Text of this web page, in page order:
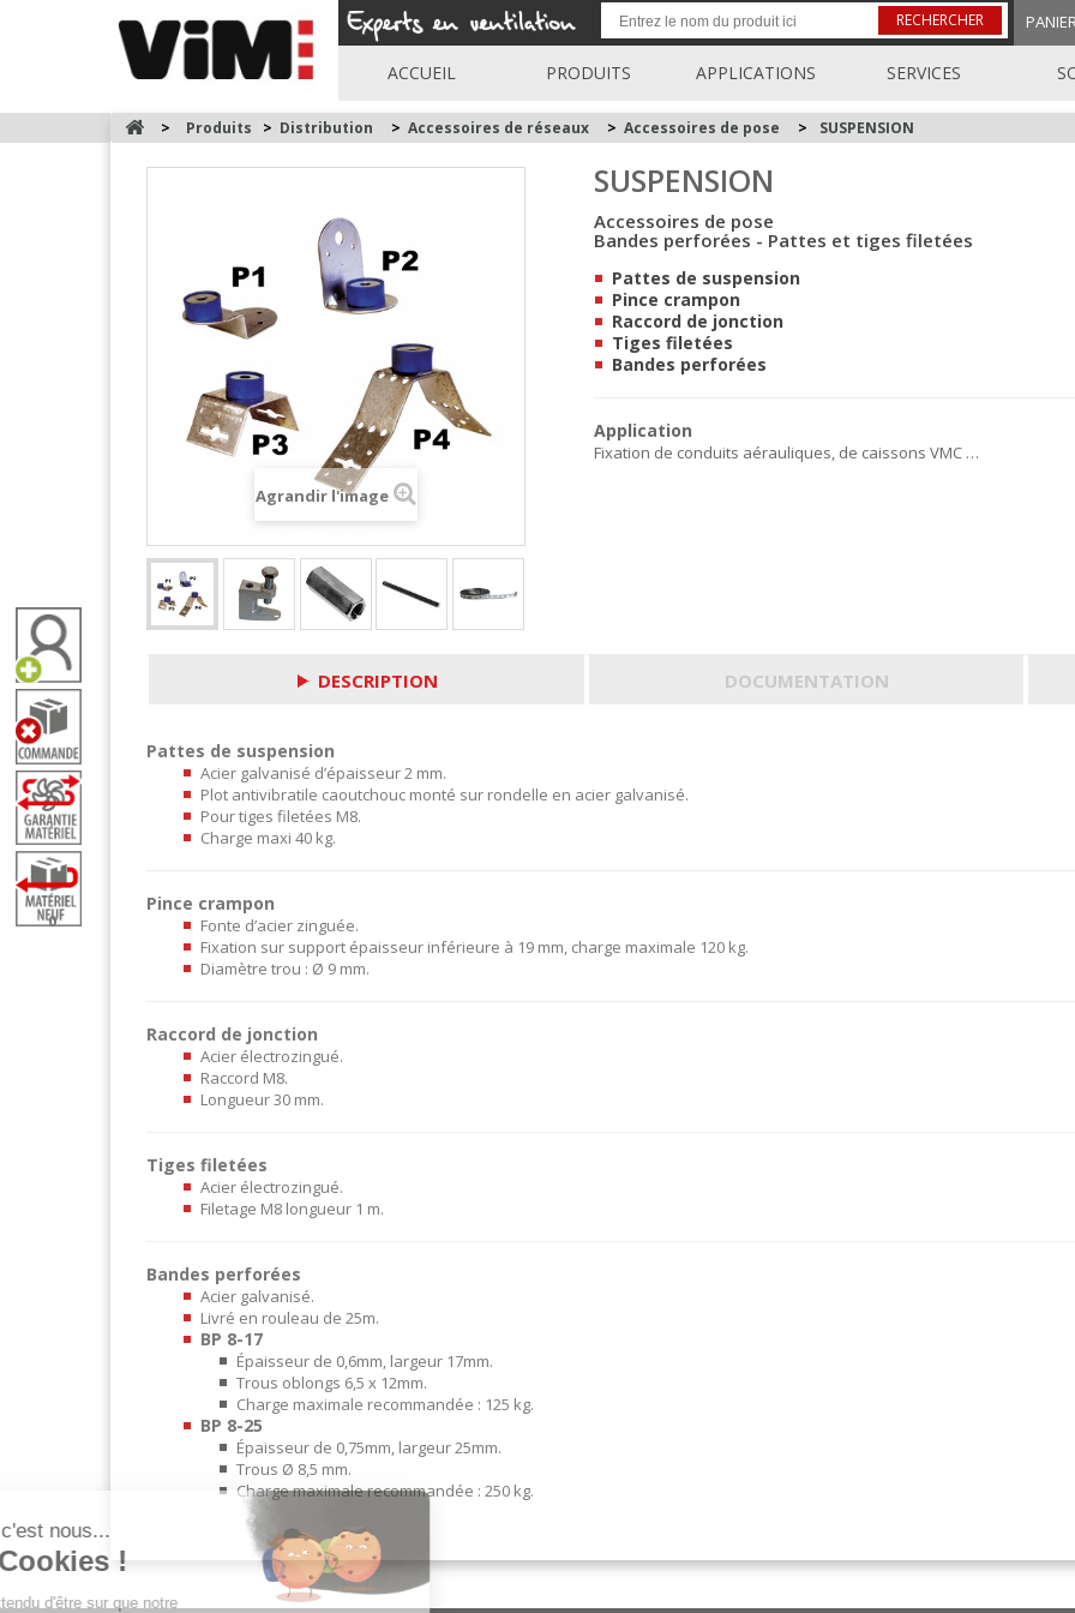
RECHERCHER
ACCUEIL PRODUITS APPLICATIONS SERVICES
0
> Produits > Distribution > Accessoires de réseaux > Accessoires de pose > SUSPENSION
Agrandir l'image
SUSPENSION
Accessoires de pose
Bandes perforées - Pattes et tiges filetées
Pattes de suspension
Pince crampon
Raccord de jonction
Tiges filetées
Bandes perforées
Application
Fixation de conduits aérauliques, de caissons VMC …
DESCRIPTION DOCUMENTATION
Pattes de suspension
Acier galvanisé d’épaisseur 2 mm.
Plot antivibratile caoutchouc monté sur rondelle en acier galvanisé.
Pour tiges filetées M8.
Charge maxi 40 kg.
Pince crampon
Fonte d’acier zinguée.
Fixation sur support épaisseur inférieure à 19 mm, charge maximale 120 kg.
Diamètre trou : Ø 9 mm.
Raccord de jonction
Acier électrozingué.
Raccord M8.
Longueur 30 mm.
Tiges filetées
Acier électrozingué.
Filetage M8 longueur 1 m.
Bandes perforées
Acier galvanisé.
Livré en rouleau de 25m.
BP 8-17
Épaisseur de 0,6mm, largeur 17mm.
Trous oblongs 6,5 x 12mm.
Charge maximale recommandée : 125 kg.
BP 8-25
Épaisseur de 0,75mm, largeur 25mm.
Trous Ø 8,5 mm.
Charge maximale recommandée : 250 kg.